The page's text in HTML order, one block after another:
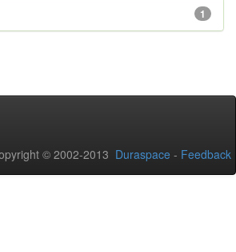
1
© 2002-2013 Duraspace - Feedback